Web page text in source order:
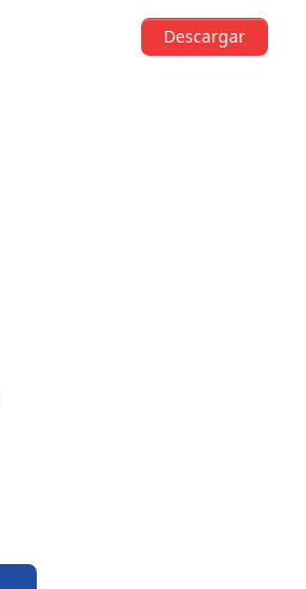
Descargar